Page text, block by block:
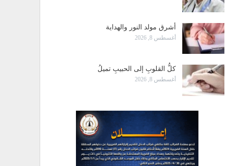
أشرق مولد النور والهداية
أغسطس 8, 2026
كلُّ القلوبِ إلى الحبيبِ تميلُ
أغسطس 8, 2026